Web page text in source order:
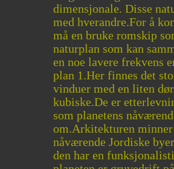
dimensjonale. Disse
med hverandre.For å
må en bruke romskip
naturplan som kan
en noe lavere frekvens
plan 1.Her finnes det
vinduer med en liten
kubiske.De er
som planetens
om.Arkitekturen
nåværende Jordiske
den har en